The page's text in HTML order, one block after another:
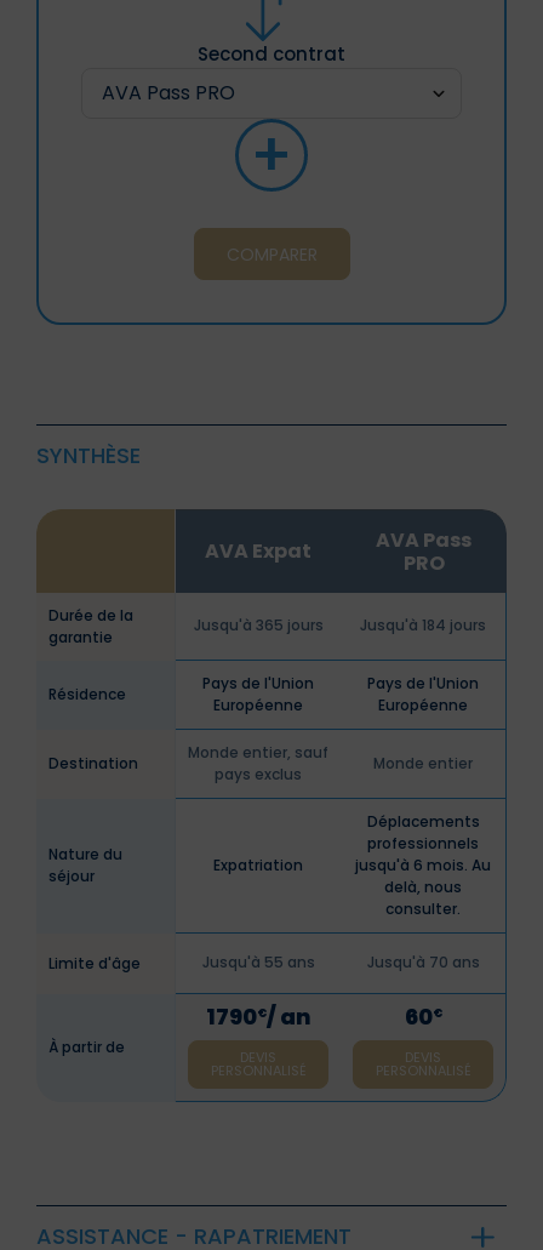
Second contrat
+
COMPARER
SYNTHÈSE
AVA Expat
AVA Pass
PRO
Durée de la
garantie
Jusqu'à 365 jours Jusqu'à 184 jours
Résidence
Pays de l'Union
Européenne
Pays de l'Union
Européenne
Destination
Monde entier, sauf
pays exclus
Monde entier
Nature du
séjour
Expatriation
Déplacements
professionnels
jusqu'à 6 mois. Au
delà, nous
consulter.
Limite d'âge Jusqu'à 55 ans Jusqu'à 70 ans
À partir de
1790€/ an
DEVIS
PERSONNALISÉ
60€
DEVIS
PERSONNALISÉ
ASSISTANCE - RAPATRIEMENT